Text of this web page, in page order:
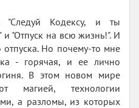
"Следуй Кодексу, и ты
"Отпуск на всю жизнь!". И
Но почему-то мне
- горячая, и ее лично
В этом новом мире
магией, технологии
а разломы, из которых